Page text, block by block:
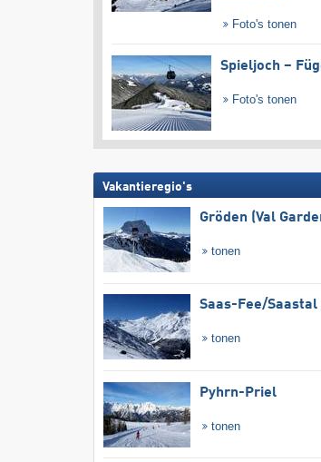
Foto's tonen
Spieljoch –
Foto's tonen
Vakantieregio's
Gröden (Val
tonen
Saas-Fee/​Saastal
tonen
Pyhrn-Priel
tonen